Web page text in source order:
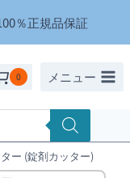
％正規品保証
0 メニュー
ー (錠剤カッター)